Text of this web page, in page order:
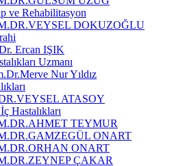
ve Rehabilitasyon
DOKUZOĞLU
Ercan IŞIK
Uzmanı
Nur Yıldız
ATASOY
Hastalıkları
TEYMUR
ONART
ONART
ÇAKAR